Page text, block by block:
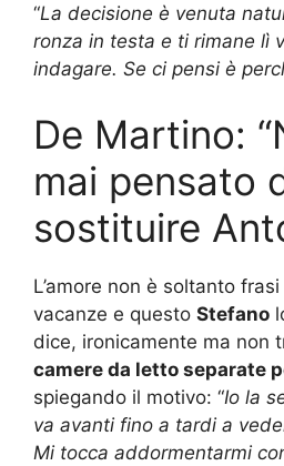
“La decisione è venuta
ronza in testa e ti rimane lì
indagare. Se ci pensi è
De Martino:
mai pensato
sostituire
L’amore non è soltanto
vacanze e questo Stefano
dice, ironicamente ma non
camere da letto separate
spiegando il motivo: “Io la
va avanti fino a tardi a
Mi tocca addormentarmi